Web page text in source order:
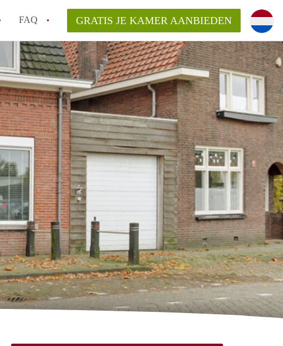
FAQ
op een Kamer in Tilburg?
van KamersTilburg?
bemiddelingsvergoeding?
GRATIS JE KAMER AANBIEDEN